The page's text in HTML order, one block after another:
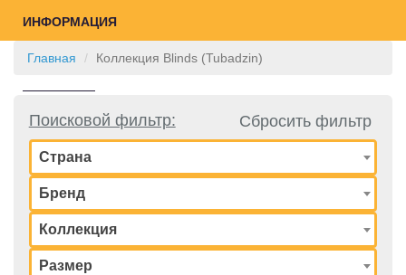
ИНФОРМАЦИЯ
Главная Коллекция Blinds (Tubadzin)
Поисковой фильтр: Сбросить фильтр
Страна
Бренд
Коллекция
Размер